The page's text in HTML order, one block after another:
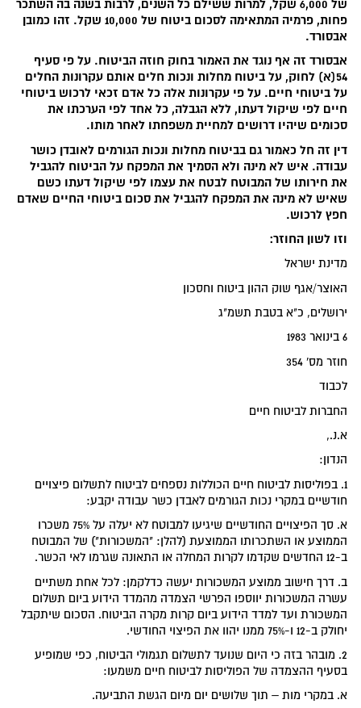
של 6,000 שקל, למרות ששילם כל השנים, לרבות בשנה בה השתכר
פחות, פרמיה המתאימה לסכום ביטוח של 10,000 שקל. זהו כמובן
אבסורד.
אבסורד זה אף נוגד את האמור בחוק חוזה הביטוח. על פי סעיף
54(א) לחוק, על ביטוח מחלות ונכות חלים אותם עקרונות החלים
על ביטוחי חיים. על פי עקרונות אלה כל אדם זכאי לרכוש ביטוחי
חיים לפי שיקול דעתו, ללא הגבלה, כל אחד לפי הערכתו את
סכומים שיהיו דרושים למחיית משפחתו לאחר מותו.
דין זה חל כאמור גם בביטוח מחלות ונכות הגורמים לאובדן כושר
עבודה. איש לא מינה ולא הסמיך את המפקח על הביטוח להגביל
את חירותו של המבוטח לבטח את עצמו לפי שיקול דעתו כשם
שאיש לא מינה את המפקח להגביל את סכום ביטוחי החיים שאדם
חפץ לרכוש.
וזו לשון החוזר:
מדינת ישראל
האוצר/אגף שוק ההון ביטוח וחסכון
ירושלים, כ"א בטבת תשמ"ג
6 בינואר 1983
חוזר מס' 354
לכבוד
החברות לביטוח חיים
א.נ.,
הנדון:
1. בפוליסות לביטוח חיים הכוללות נספחים לביטוח לתשלום פיצויים
חודשיים במקרי נכות הגורמים לאבדן כשר עבודה יקבע:
א. סך הפיצויים החודשיים שיגיעו למבוטח לא יעלה על 75% משכרו
הממוצע או השתכרותו הממוצעת (להלן: "המשכורות") של המבוטח
ב-12 החדשים שקדמו לקרות המחלה או התאונה שגרמו לאי הכשר.
ב. דרך חישוב ממוצע המשכורות יעשה כדלקמן: לכל אחת משתיים
עשרה המשכורות יווספו הפרשי הצמדה מהמדד הידוע ביום תשלום
המשכורת ועד למדד הידוע ביום קרות מקרה הביטוח. הסכום שיתקבל
יחולק ב-12 ו-75% ממנו יהוו את הפיצוי החודשי.
2. מובהר בזה כי היום שנועד לתשלום תגמולי הביטוח, כפי שמופיע
בסעיף ההצמדה של הפוליסות לביטוח חיים משמעו:
א. במקרי מות – תוך שלושים יום מיום הגשת התביעה.